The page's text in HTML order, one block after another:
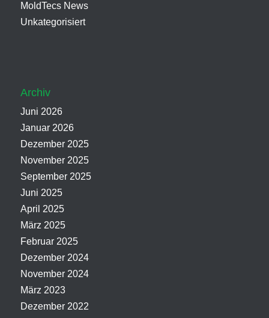
MoldTecs News
Unkategorisiert
Archiv
Juni 2026
Januar 2026
Dezember 2025
November 2025
September 2025
Juni 2025
April 2025
März 2025
Februar 2025
Dezember 2024
November 2024
März 2023
Dezember 2022